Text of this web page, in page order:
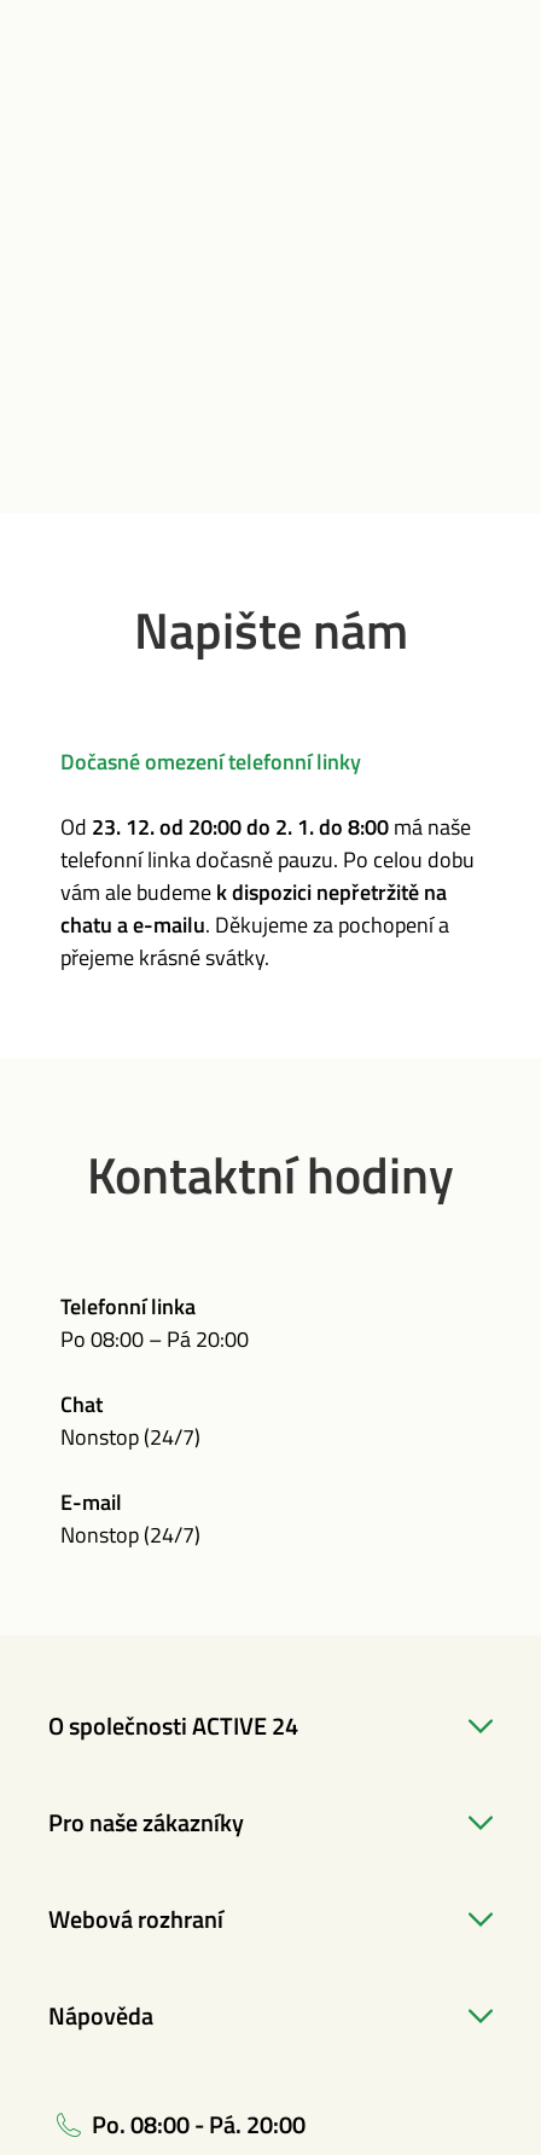
Napište nám
Dočasné omezení telefonní linky
Od 23. 12. od 20:00 do 2. 1. do 8:00má naše
telefonní linka dočasně pauzu. Po celou dobu
vám ale budemek dispozici nepřetržitě na
chatu a e-mailu. Děkujeme za pochopení a
přejeme krásné svátky.
Kontaktní hodiny
Telefonní linka
Po 08:00 – Pá 20:00
Chat
Nonstop (24/7)
E-mail
Nonstop (24/7)
O společnosti ACTIVE 24
Pro naše zákazníky
Webová rozhraní
Nápověda
Po. 08:00 - Pá. 20:00